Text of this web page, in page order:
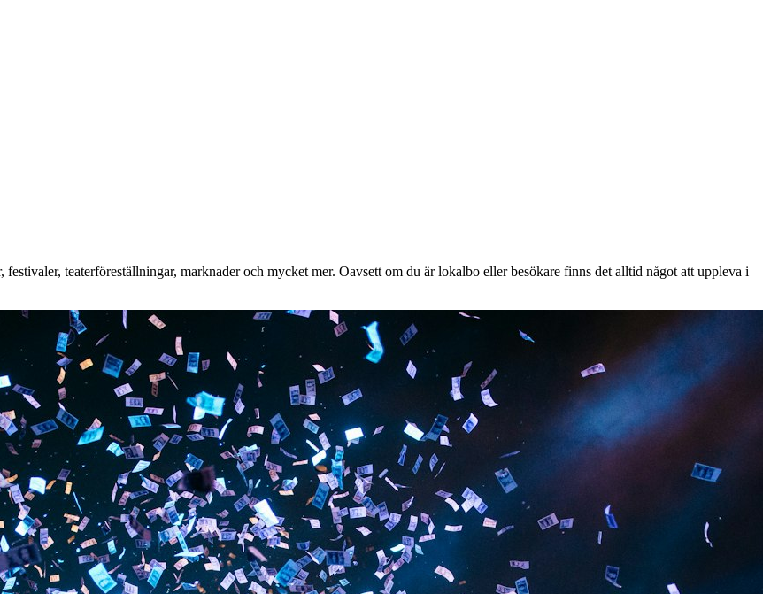
teaterföreställningar, marknader och mycket mer. Oavsett om du är lokalbo eller besökare finns det alltid något att uppleva i